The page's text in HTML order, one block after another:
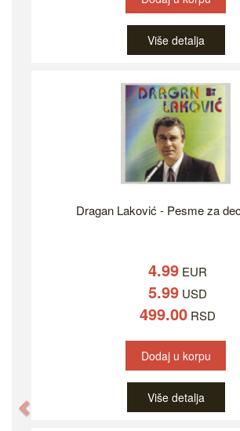
Više detalja
Dragan Laković - Pesme za
4.99 EUR
5.99 USD
499.00 RSD
Dodaj u korpu
Više detalja